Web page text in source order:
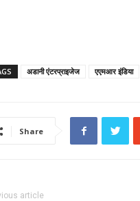
अडानी एंटरप्राइजेज एएमआर इंडिया
Share
article